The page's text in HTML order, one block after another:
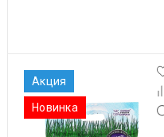
Акция
Новинка